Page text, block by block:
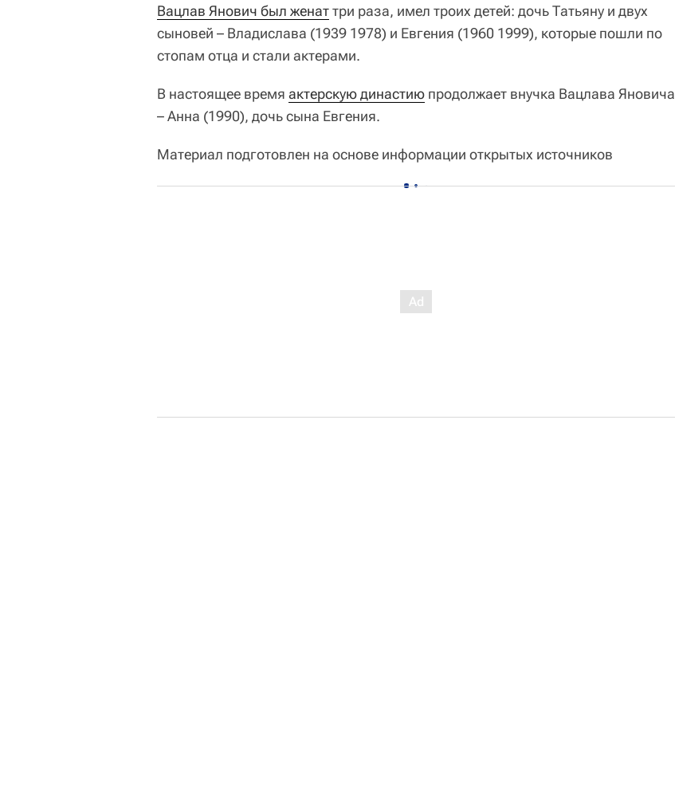
Вацлав Янович был женаттри раза, имел троих детей: дочь Татьяну и двух
сыновей – Владислава (1939 1978) и Евгения (1960 1999), которые пошли по
стопам отца и стали актерами.
В настоящее время актерскую династию продолжает внучка Вацлава Яновича
– Анна (1990), дочь сына Евгения.
Материал подготовлен на основе информации открытых источников